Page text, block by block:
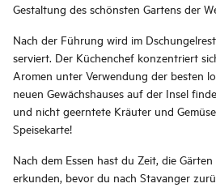
Gestaltung des schönsten Gartens der
Nach der Führung wird im
serviert. Der Küchenchef konzentriert
Aromen unter Verwendung der besten
neuen Gewächshauses auf der Insel
und nicht geerntete Kräuter und
Speisekarte!
Nach dem Essen hast du Zeit, die
erkunden, bevor du nach Stavanger